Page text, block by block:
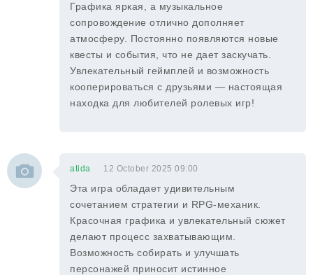
Графика яркая, а музыкальное
сопровождение отлично дополняет
атмосферу. Постоянно появляются новые
квесты и события, что не дает заскучать.
Увлекательный геймплей и возможность
кооперироваться с друзьями — настоящая
находка для любителей ролевых игр!
atida 12 October 2025 09:00
Эта игра обладает удивительным
сочетанием стратегии и RPG-механик.
Красочная графика и увлекательный сюжет
делают процесс захватывающим.
Возможность собирать и улучшать
персонажей приносит истинное